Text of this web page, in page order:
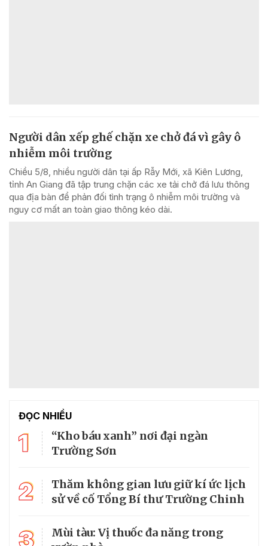
Người dân xếp ghế chặn xe chở đá vì gây ô
nhiễm môi trường
Chiều 5/8, nhiều người dân tại ấp Rẫy Mới, xã Kiên Lương,
tỉnh An Giang đã tập trung chặn các xe tải chở đá lưu thông
qua địa bàn để phản đối tình trạng ô nhiễm môi trường và
nguy cơ mất an toàn giao thông kéo dài.
ĐỌC NHIỀU
1
“Kho báu xanh” nơi đại ngàn
Trường Sơn
2
Thăm không gian lưu giữ kí ức lịch
sử về cố Tổng Bí thư Trường Chinh
3
Mùi tàu: Vị thuốc đa năng trong